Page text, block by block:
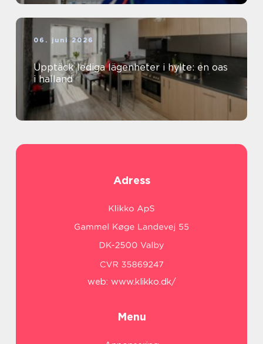
06. juni 2026
Upptäck lediga lägenheter i hylte: en oas
i halland
Adress
web: www.klikko.dk/
Menu